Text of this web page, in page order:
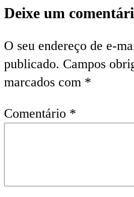
Deixe um
O seu endereço de e-
publicado. Campos
marcados com *
Comentário *